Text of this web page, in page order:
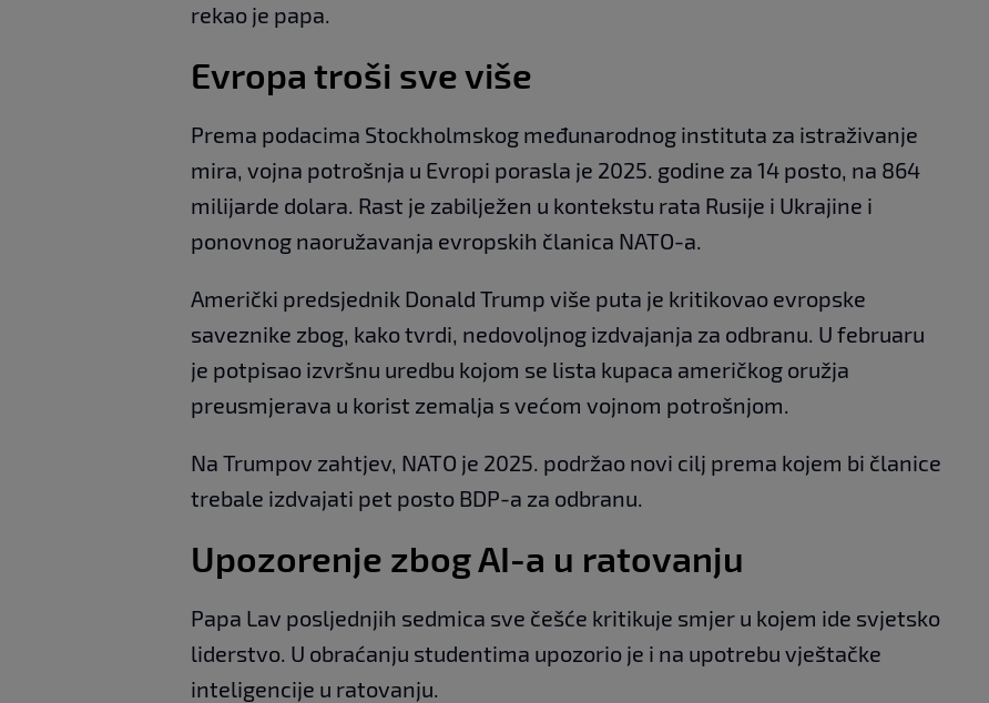
rekao je papa.
Evropa troši sve više
Prema podacima Stockholmskog međunarodnog instituta za istraživanje
mira, vojna potrošnja u Evropi porasla je 2025. godine za 14 posto, na 864
milijarde dolara. Rast je zabilježen u kontekstu rata Rusije i Ukrajine i
ponovnog naoružavanja evropskih članica NATO-a.
Američki predsjednik Donald Trump više puta je kritikovao evropske
saveznike zbog, kako tvrdi, nedovoljnog izdvajanja za odbranu. U februaru
je potpisao izvršnu uredbu kojom se lista kupaca američkog oružja
preusmjerava u korist zemalja s većom vojnom potrošnjom.
Na Trumpov zahtjev, NATO je 2025. podržao novi cilj prema kojem bi članice
trebale izdvajati pet posto BDP-a za odbranu.
Upozorenje zbog AI-a u ratovanju
Papa Lav posljednjih sedmica sve češće kritikuje smjer u kojem ide svjetsko
liderstvo. U obraćanju studentima upozorio je i na upotrebu vještačke
inteligencije u ratovanju.